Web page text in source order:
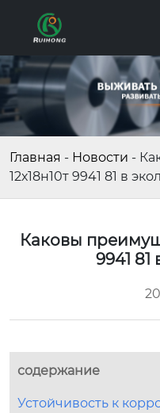
Главная - Новости -
12х18н10т 9941 81 в
Каковы
9941 81
содержание
Устойчивость к